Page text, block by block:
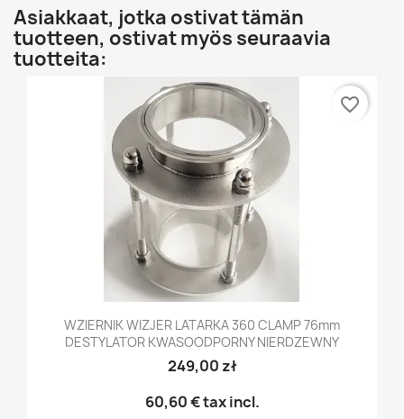
Asiakkaat, jotka ostivat tämän
tuotteen, ostivat myös seuraavia
tuotteita:
WZIERNIK WIZJER LATARKA 360 CLAMP 76mm
DESTYLATOR KWASOODPORNY NIERDZEWNY
249,00 zł
60,60 €tax incl.
favorite_border